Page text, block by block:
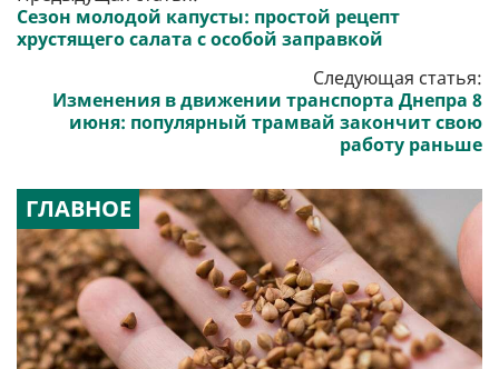
Сезон молодой капусты: простой рецепт
хрустящего салата с особой заправкой
Следующая статья:
Изменения в движении транспорта Днепра 8
июня: популярный трамвай закончит свою
работу раньше
ГЛАВНОЕ